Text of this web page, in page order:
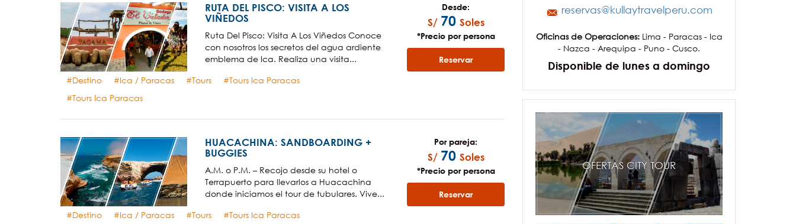
RUTA DEL PISCO: VISITA A LOS
VIÑEDOS
Ruta Del Pisco: Visita A Los Viñedos Conoce
con nosotros los secretos del agua ardiente
emblema de Ica. Realiza una visita...
Destino Ica / Paracas Tours
Tours Ica Paracas
Tours Ica Paracas
Desde:
S/ 70 Soles
*Precio por persona
Reservar
HUACACHINA: SANDBOARDING +
BUGGIES
A.M. o P.M. – Recojo desde su hotel o
Terrapuerto para llevarlos a Huacachina
donde iniciamos el tour de tubulares. Vive...
Destino Ica / Paracas Tours
Tours Ica Paracas
Por pareja:
S/ 70 Soles
*Precio por persona
Reservar
reservas@kullaytravelperu.com
Oficinas de Operaciones:Lima - Paracas - Ica
- Nazca - Arequipa - Puno - Cusco.
Disponible de lunes a domingo
OFERTAS CITY TOUR